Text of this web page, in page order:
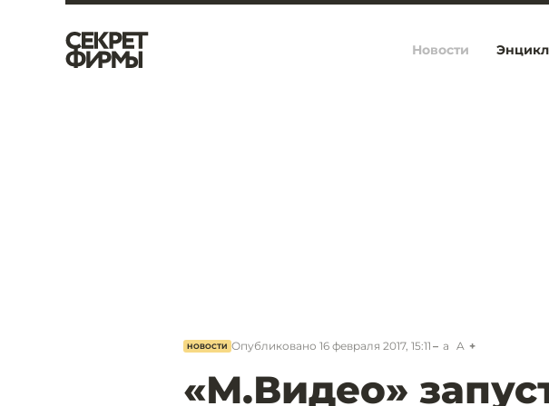
Новости
НОВОСТИ Опубликовано 16 февраля 2017, 15:11 a A
«М.Видео»